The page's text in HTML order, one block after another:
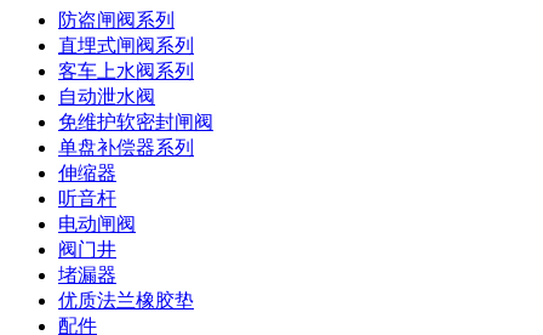
防盗闸阀系列
直埋式闸阀系列
客车上水阀系列
自动泄水阀
免维护软密封闸阀
单盘补偿器系列
伸缩器
听音杆
电动闸阀
阀门井
堵漏器
优质法兰橡胶垫
配件